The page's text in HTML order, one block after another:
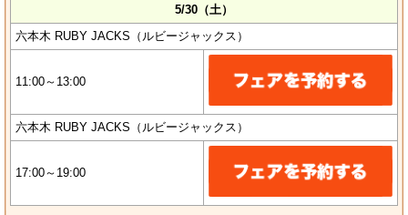
5/30（土）
六本木 RUBY JACKS（ルビージャックス）
11:00～13:00
六本木 RUBY JACKS（ルビージャックス）
17:00～19:00